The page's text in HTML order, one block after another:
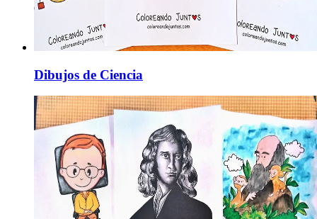
Dibujos de Ciencia